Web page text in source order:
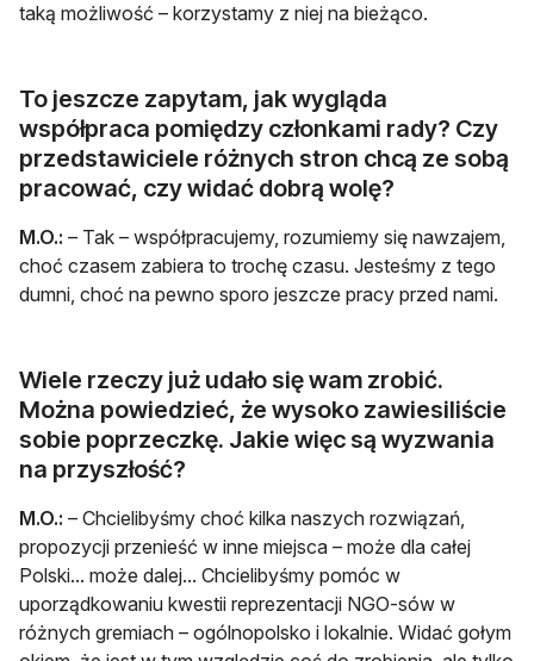
taką możliwość – korzystamy z niej na bieżąco.
To jeszcze zapytam, jak wygląda
współpraca pomiędzy członkami rady? Czy
przedstawiciele różnych stron chcą ze sobą
pracować, czy widać dobrą wolę?
M.O.: – Tak – współpracujemy, rozumiemy się nawzajem,
choć czasem zabiera to trochę czasu. Jesteśmy z tego
dumni, choć na pewno sporo jeszcze pracy przed nami.
Wiele rzeczy już udało się wam zrobić.
Można powiedzieć, że wysoko zawiesiliście
sobie poprzeczkę. Jakie więc są wyzwania
na przyszłość?
M.O.: – Chcielibyśmy choć kilka naszych rozwiązań,
propozycji przenieść w inne miejsca – może dla całej
Polski... może dalej... Chcielibyśmy pomóc w
uporządkowaniu kwestii reprezentacji NGO-sów w
różnych gremiach – ogólnopolsko i lokalnie. Widać gołym